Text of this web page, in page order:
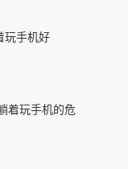
玩手机好
着玩手机的危